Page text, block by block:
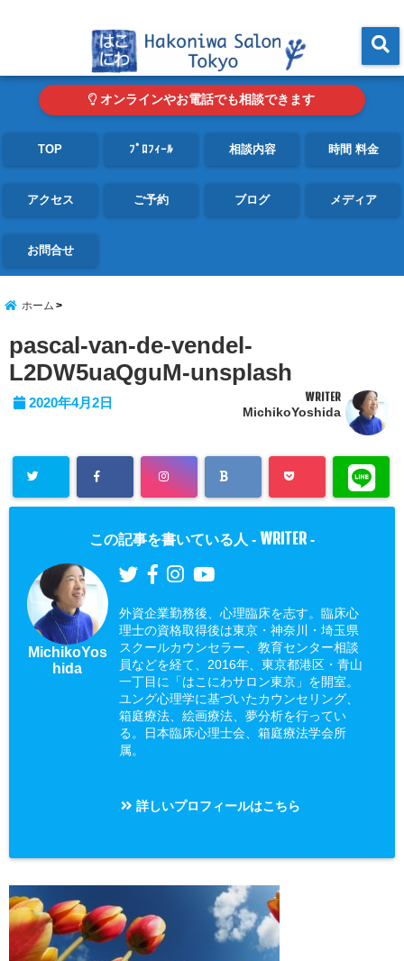
オンラインやお電話でも相談できます
TOP ﾌﾟﾛﾌｨｰﾙ 相談内容 時間 料金
アクセス ご予約 ブログ メディア
お問合せ
ホーム
pascal-van-de-vendel-
L2DW5uaQguM-unsplash
2020年4月2日 WRITER
MichikoYoshida
この記事を書いている人 - WRITER -
MichikoYos
hida
外資企業勤務後、心理臨床を志す。臨床心
理士の資格取得後は東京・神奈川・埼玉県
スクールカウンセラー、教育センター相談
員などを経て、2016年、東京都港区・青山
一丁目に「はこにわサロン東京」を開室。
ユング心理学に基づいたカウンセリング、
箱庭療法、絵画療法、夢分析を行ってい
る。日本臨床心理士会、箱庭療法学会所
属。
詳しいプロフィールはこちら